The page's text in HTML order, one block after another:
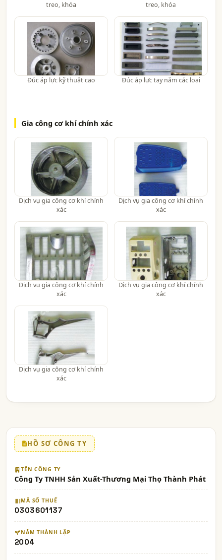
treo, khóa treo, khóa
Đúc áp lực kỹ thuật cao Đúc áp lực tay nắm các loại
Gia công cơ khí chính xác
Dịch vụ gia công cơ khí chính
xác
Dịch vụ gia công cơ khí chính
xác
Dịch vụ gia công cơ khí chính
xác
Dịch vụ gia công cơ khí chính
xác
Dịch vụ gia công cơ khí chính
xác
HỒ SƠ CÔNG TY
TÊN CÔNG TY
Công Ty TNHH Sản Xuất-Thương Mại Thọ Thành Phát
MÃ SỐ THUẾ
0303601137
NĂM THÀNH LẬP
2004